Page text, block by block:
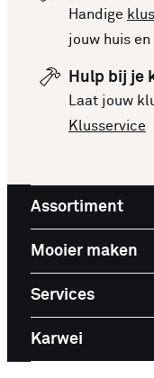
Handige
jouw huis en
Hulp bij je
Laat jouw
Klusservice
Assortiment
Mooier maken
Services
Karwei